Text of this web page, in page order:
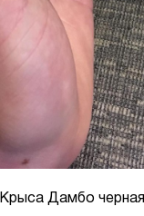
Крыса Дамбо черная